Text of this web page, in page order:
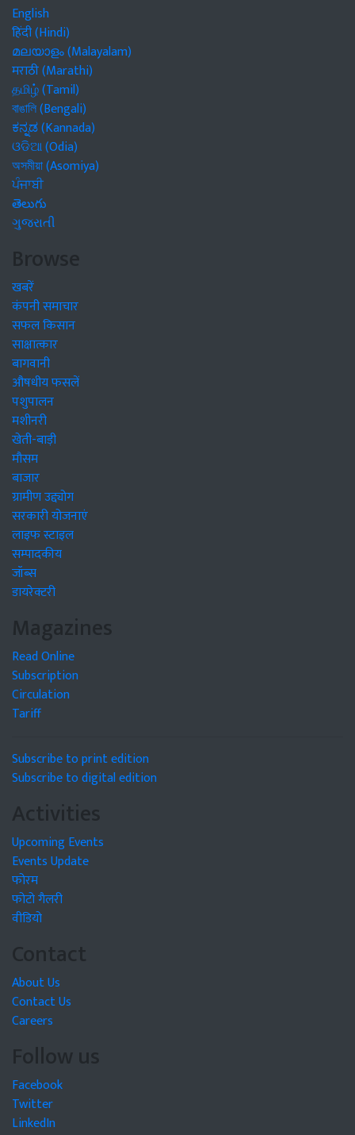
English
हिंदी (Hindi)
മലയാളം (Malayalam)
मराठी (Marathi)
தமிழ் (Tamil)
বাঙালি (Bengali)
ಕನ್ನಡ (Kannada)
ଓଡିଆ (Odia)
অসমীয়া (Asomiya)
ਪੰਜਾਬੀ
తెలుగు
ગુજરાતી
Browse
खबरें
कंपनी समाचार
सफल किसान
साक्षात्कार
बागवानी
औषधीय फसलें
पशुपालन
मशीनरी
खेती-बाड़ी
मौसम
बाजार
ग्रामीण उद्द्योग
सरकारी योजनाएं
लाइफ स्टाइल
सम्पादकीय
जॉब्स
डायरेक्टरी
Magazines
Read Online
Subscription
Circulation
Tariff
Subscribe to print edition
Subscribe to digital edition
Activities
Upcoming Events
Events Update
फोरम
फोटो गैलरी
वीडियो
Contact
About Us
Contact Us
Careers
Follow us
Facebook
Twitter
LinkedIn